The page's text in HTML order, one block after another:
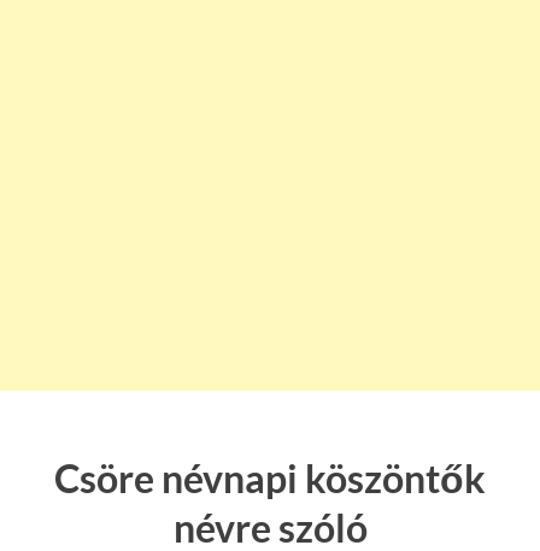
Csöre névnapi köszöntők
névre szóló